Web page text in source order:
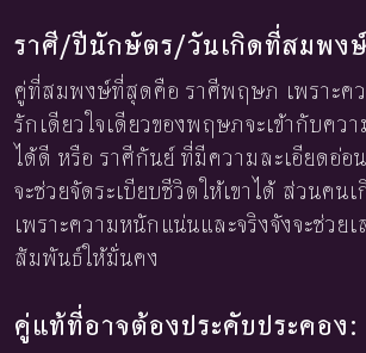
ราศี/ปีนักษัตร/วันเกิดที่สมพง
คู่ที่สมพงษ์ที่สุดคือ ราศีพฤษภ เพราะค
รักเดียวใจเดียวของพฤษภจะเข้ากับคว
ได้ดี หรือ ราศีกันย์ ที่มีความละเอียดอ่อ
จะช่วยจัดระเบียบชีวิตให้เขาได้ ส่วนคน
เพราะความหนักแน่นและจริงจังจะช่วย
สัมพันธ์ให้มั่นคง
คู่แท้ที่อาจต้องประคับประคอ